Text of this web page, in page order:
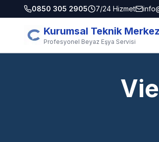
0850 305 2905 7/24 Hizmet
Kurumsal Teknik Merkez
Profesyonel Beyaz Eşya Servisi